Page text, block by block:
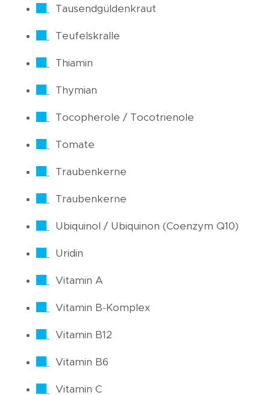
Tausendgüldenkraut
Teufelskralle
Thiamin
Thymian
Tocopherole / Tocotrienole
Tomate
Traubenkerne
Traubenkerne
Ubiquinol / Ubiquinon (Coenzym Q10)
Uridin
Vitamin A
Vitamin B-Komplex
Vitamin B12
Vitamin B6
Vitamin C